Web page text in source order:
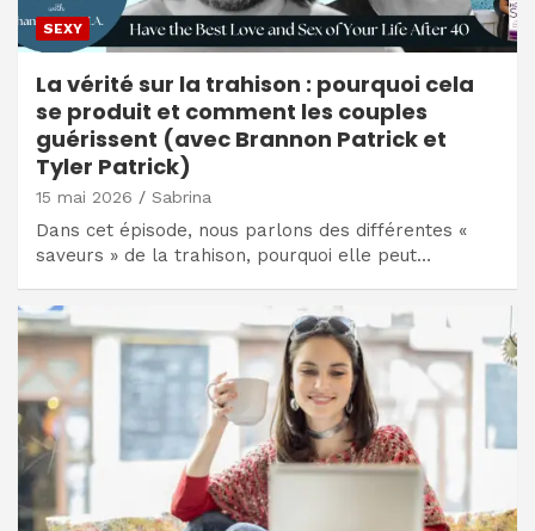
SEXY
La vérité sur la trahison : pourquoi cela
se produit et comment les couples
guérissent (avec Brannon Patrick et
Tyler Patrick)
15 mai 2026 Sabrina
Dans cet épisode, nous parlons des différentes «
saveurs » de la trahison, pourquoi elle peut…